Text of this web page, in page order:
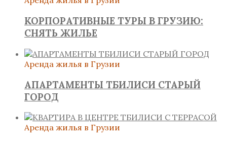
КОРПОРАТИВНЫЕ ТУРЫ В ГРУЗИЮ:
СНЯТЬ ЖИЛЬЕ
Аренда жилья в Грузии
АПАРТАМЕНТЫ ТБИЛИСИ СТАРЫЙ
ГОРОД
Аренда жилья в Грузии